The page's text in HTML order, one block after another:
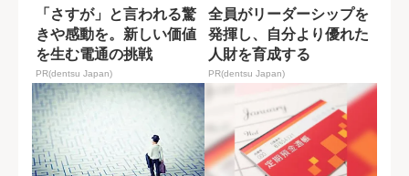
「さすが」と言われる驚
きや感動を。新しい価値
を生む電通の挑戦
PR(dentsu Japan)
全員がリーダーシップを
発揮し、自分より優れた
人財を育成する
PR(dentsu Japan)